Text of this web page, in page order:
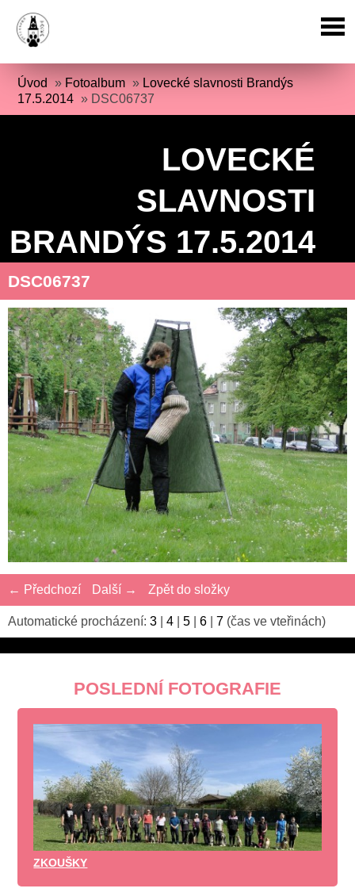
Úvod » Fotoalbum » Lovecké slavnosti Brandýs
17.5.2014 » DSC06737
LOVECKÉ
SLAVNOSTI
BRANDÝS 17.5.2014
DSC06737
← Předchozí Další → Zpět do složky
Automatické procházení: 3 4 5 6 7 (čas ve vteřinách)
POSLEDNÍ FOTOGRAFIE
ZKOUŠKY